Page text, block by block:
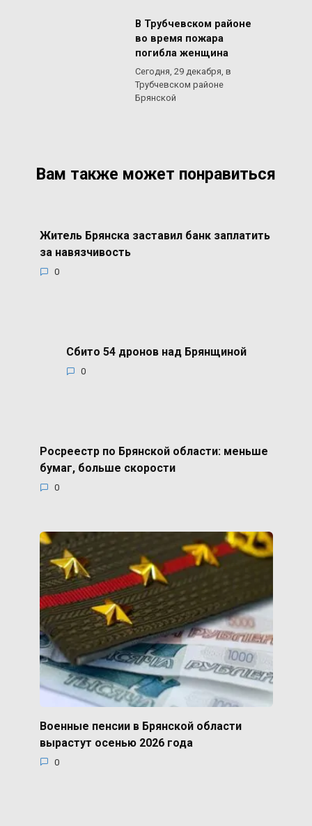
В Трубчевском районе
во время пожара
погибла женщина
Сегодня, 29 декабря, в
Трубчевском районе
Брянской
Вам также может понравиться
Житель Брянска заставил банк заплатить
за навязчивость
0
Сбито 54 дронов над Брянщиной
0
Росреестр по Брянской области: меньше
бумаг, больше скорости
0
Военные пенсии в Брянской области
вырастут осенью 2026 года
0